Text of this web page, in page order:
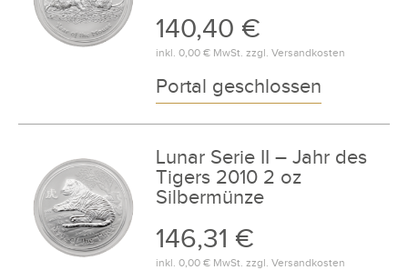
140,40 €
inkl. 0,00 €MwSt. zzgl. Versandkosten
Portal geschlossen
Lunar Serie II – Jahr des
Tigers 2010 2 oz
Silbermünze
146,31 €
inkl. 0,00 €MwSt. zzgl. Versandkosten